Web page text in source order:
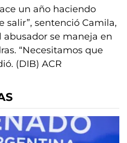
un año haciendo
salir”, sentenció Camila,
se maneja en
“Necesitamos que
(DIB) ACR